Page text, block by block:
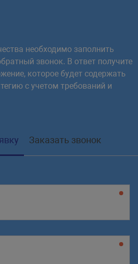
необходимо заполнить
звонок. В ответ получите
которое будет содержать
с учетом требований и
Заказать звонок